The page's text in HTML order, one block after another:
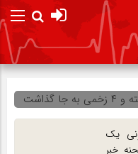
یک
محور صحنه خبر